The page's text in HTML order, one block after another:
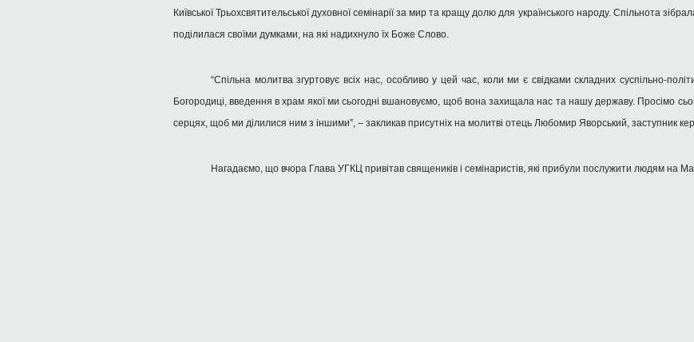
Київської Трьохсвятительської духовної семінарії за мир та кращу долю для українського народу. Спільнота
поділилася своїми думками, на які надихнуло їх Боже Слово.
“Спільна молитва згуртовує всіх нас, особливо у цей час, коли ми є свідками складних суспільно-
Богородиці, введення в храм якої ми сьогодні вшановуємо, щоб вона захищала нас та нашу державу. Просімо
серцях, щоб ми ділилися ним з іншими”, – закликав присутніх на молитві отець Любомир Яворський, заступник
Нагадаємо, що вчора Глава УГКЦ привітав священиків і семінаристів, які прибули послужити людям на